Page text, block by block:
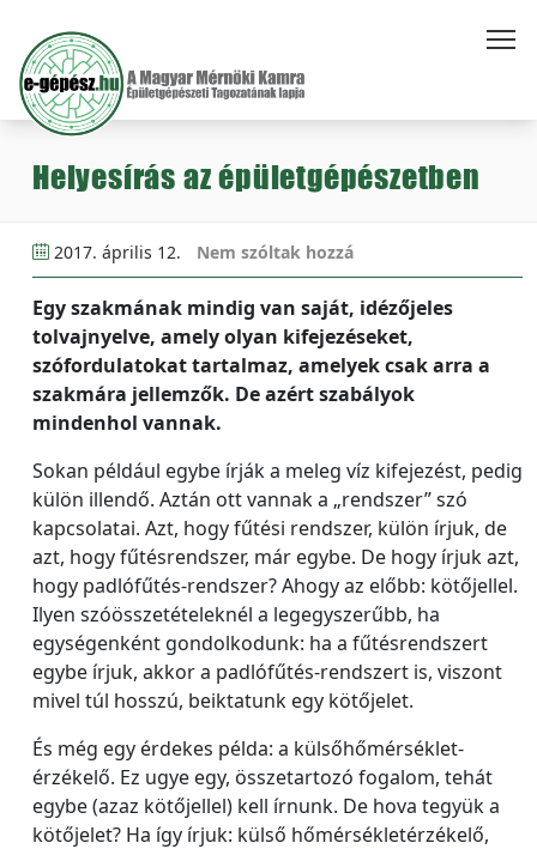
Helyesírás az épületgépészetben
2017. április 12. Nem szóltak hozzá
Egy szakmának mindig van saját, idézőjeles
tolvajnyelve, amely olyan kifejezéseket,
szófordulatokat tartalmaz, amelyek csak arra a
szakmára jellemzők. De azért szabályok
mindenhol vannak.
Sokan például egybe írják a meleg víz kifejezést, pedig
külön illendő. Aztán ott vannak a „rendszer” szó
kapcsolatai. Azt, hogy fűtési rendszer, külön írjuk, de
azt, hogy fűtésrendszer, már egybe. De hogy írjuk azt,
hogy padlófűtés-rendszer? Ahogy az előbb: kötőjellel.
Ilyen szóösszetételeknél a legegyszerűbb, ha
egységenként gondolkodunk: ha a fűtésrendszert
egybe írjuk, akkor a padlófűtés-rendszert is, viszont
mivel túl hosszú, beiktatunk egy kötőjelet.
És még egy érdekes példa: a külsőhőmérséklet-
érzékelő. Ez ugye egy, összetartozó fogalom, tehát
egybe (azaz kötőjellel) kell írnunk. De hova tegyük a
kötőjelet? Ha így írjuk: külső hőmérsékletérzékelő,